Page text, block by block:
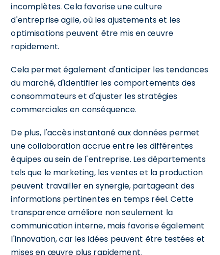
incomplètes. Cela favorise une culture
d'entreprise agile, où les ajustements et les
optimisations peuvent être mis en œuvre
rapidement.
Cela permet également d'anticiper les tendances
du marché, d'identifier les comportements des
consommateurs et d'ajuster les stratégies
commerciales en conséquence.
De plus, l'accès instantané aux données permet
une collaboration accrue entre les différentes
équipes au sein de l'entreprise. Les départements
tels que le marketing, les ventes et la production
peuvent travailler en synergie, partageant des
informations pertinentes en temps réel. Cette
transparence améliore non seulement la
communication interne, mais favorise également
l'innovation, car les idées peuvent être testées et
mises en œuvre plus rapidement.